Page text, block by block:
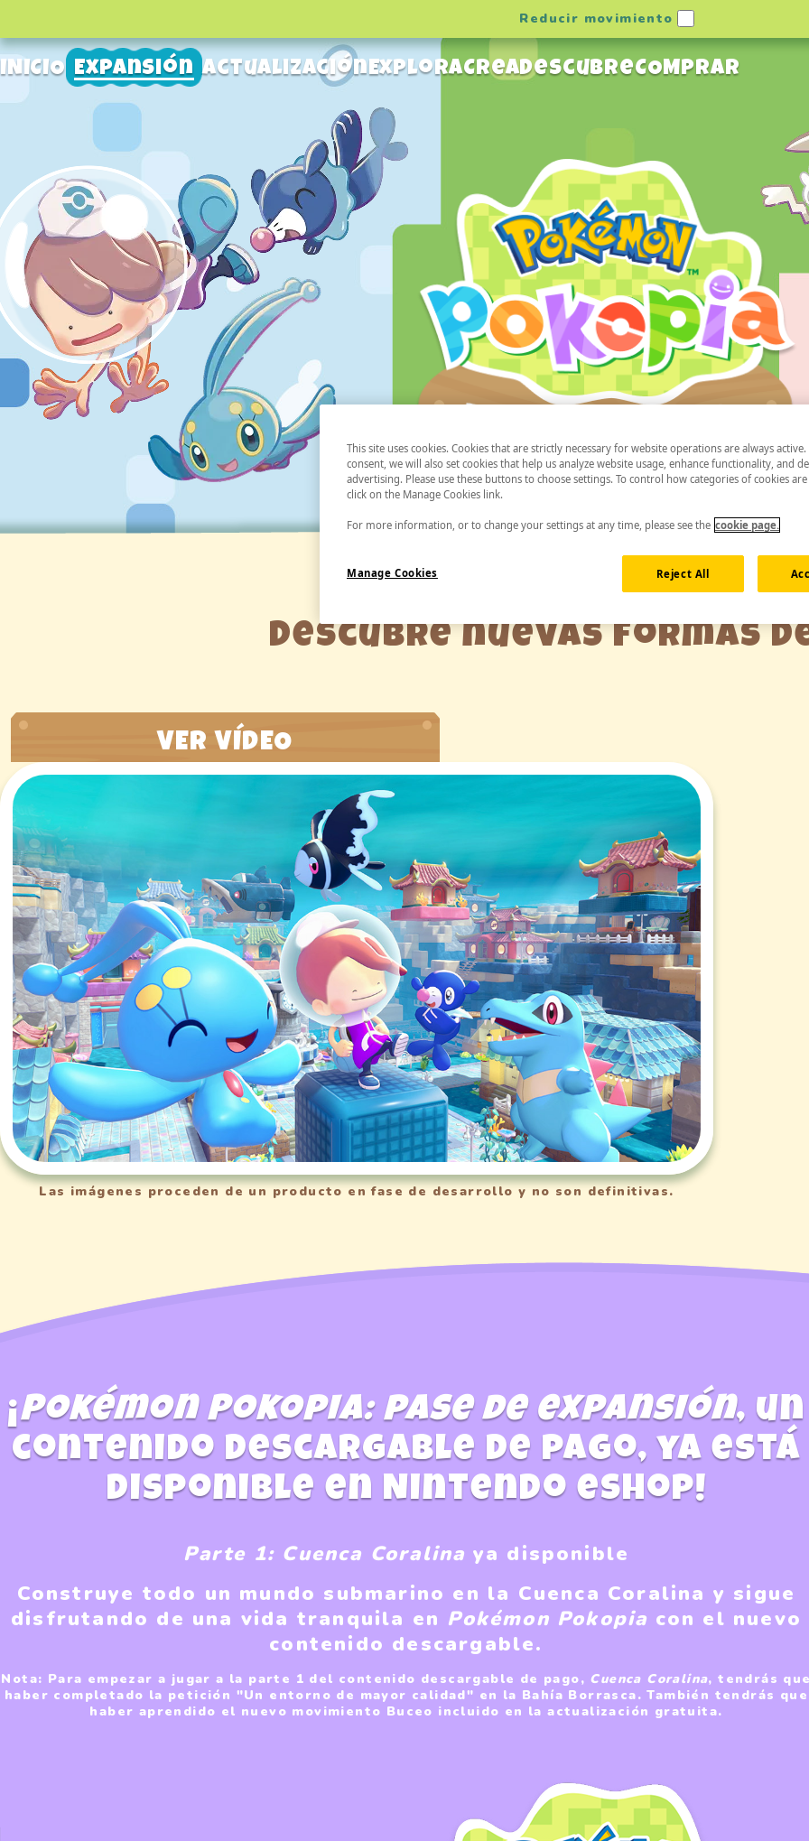
Reducir movimiento
INICIO Expansión ActualizaciónExploraCreaDescubreCOMPRAR
Descubre nuevas formas
VER VÍDEO
Las imágenes proceden de un producto en fase de desarrollo y no son definitivas.
¡Pokémon Pokopia: pase de expansión, un
contenido descargable de pago, ya está
disponible en Nintendo eShop!
Parte 1: Cuenca Coralina ya disponible
Construye todo un mundo submarino en la Cuenca Coralina y sigue
disfrutando de una vida tranquila en Pokémon Pokopia con el nuevo
contenido descargable.
Nota: Para empezar a jugar a la parte 1 del contenido descargable de pago, Cuenca Coralina, tendrás
haber completado la petición "Un entorno de mayor calidad" en la Bahía Borrasca. También tendrás que
haber aprendido el nuevo movimiento Buceo incluido en la actualización gratuita.​
This site uses cookies. Cookies that are strictly necessary for website operations are always
consent, we will also set cookies that help us analyze website usage, enhance functionality, and
advertising. Please use these buttons to choose settings. To control how categories of cookies
click on the Manage Cookies link.
For more information, or to change your settings at any time, please see the cookie page.
Manage Cookies Reject All